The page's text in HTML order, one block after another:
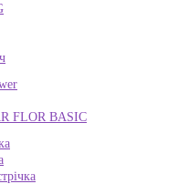
FLOR BASIC